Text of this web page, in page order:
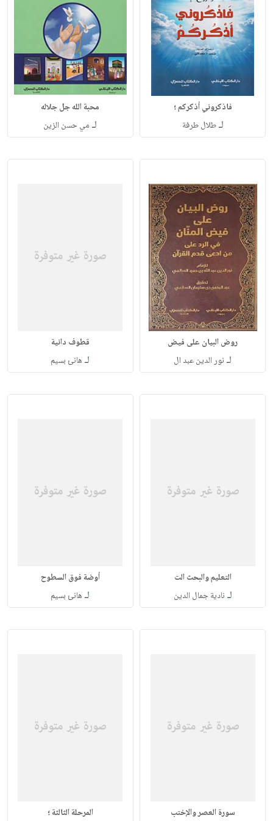
فاذكروني أذكركم ؛
لـطلال طرفة
محبة الله جل جلاله
لـ مي حسن الزين
روض البيان على فيض
لـ نور الدين عبد ال
قطوف دانية
لـ هانئ بسيم
التعليم والبحث الت
لـ نادية جمال الدين
أوضة فوق السطوح
لـ هانئ بسيم
سورة العصر والإختب المرحلة الثالثة ؛